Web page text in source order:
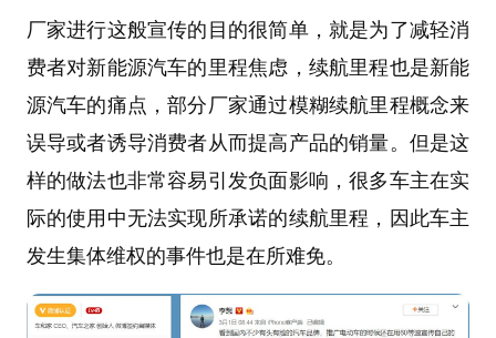
厂家进行这般宣传的目的很简单，就是为了减轻消
费者对新能源汽车的里程焦虑，续航里程也是新能
源汽车的痛点，部分厂家通过模糊续航里程概念来
误导或者诱导消费者从而提高产品的销量。但是这
样的做法也非常容易引发负面影响，很多车主在实
际的使用中无法实现所承诺的续航里程，因此车主
发生集体维权的事件也是在所难免。